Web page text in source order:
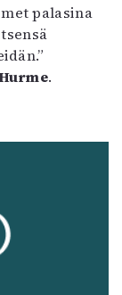
palasina
.